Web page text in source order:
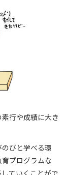
行や成績に大き
びと学べる環
プログラムな